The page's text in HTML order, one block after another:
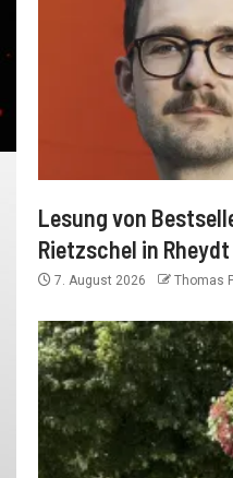
Lesung von
Rietzschel in Rheydt
7. August 2026 Thomas